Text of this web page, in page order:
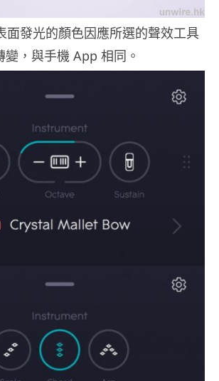
發光的顏色因應所選的聲效工具
變，與手機 App 相同。